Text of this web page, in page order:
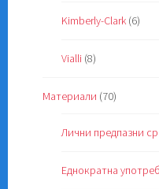
Kimberly-Clark (6)
Vialli (8)
Материали (70)
Лични предпазни
Еднократна